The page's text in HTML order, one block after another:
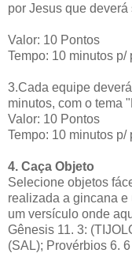
por Jesus que
Valor: 10 Pontos
Tempo: 10 minutos
3.Cada equipe
minutos, com o tema
Valor: 10 Pontos
Tempo: 10 minutos
4. Caça Objeto
Selecione objetos
realizada a gincana
um versículo onde
Gênesis 11. 3:
(SAL); Provérbios 6.